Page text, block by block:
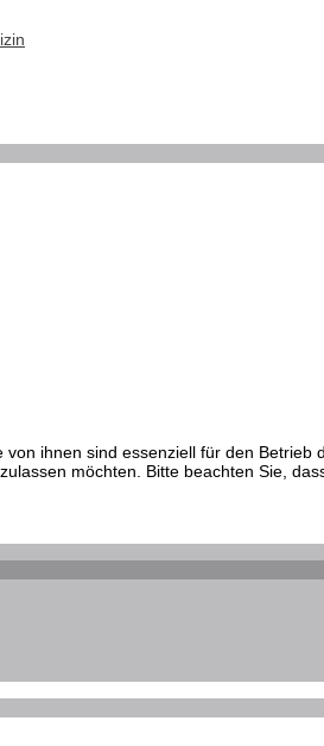
ihnen sind essenziell für den
möchten. Bitte beachten Sie,